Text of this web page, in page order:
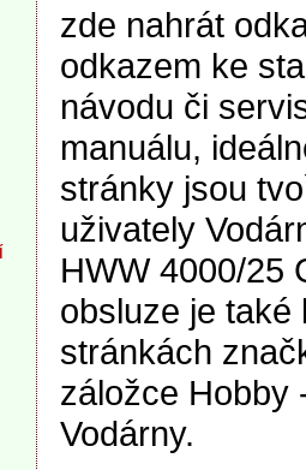
zde nahrát
odkazem ke
návodu či
manuálu,
stránky jsou
uživately
HWW 4000/25
obsluze je také
stránkách
záložce Hobby
Vodárny.